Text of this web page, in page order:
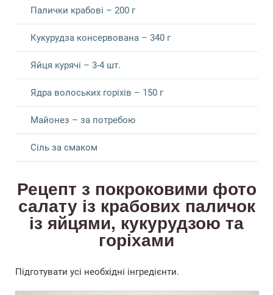
Палички крабові – 200 г
Кукурудза консервована – 340 г
Яйця курячі – 3-4 шт.
Ядра волоських горіхів – 150 г
Майонез – за потребою
Сіль за смаком
Рецепт з покроковими фото
салату із крабових паличок
із яйцями, кукурудзою та
горіхами
Підготувати усі необхідні інгредієнти.